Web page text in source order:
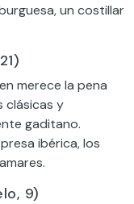
un costillar
merece la pena
clásicas y
gaditano.
ibérica, los
9)